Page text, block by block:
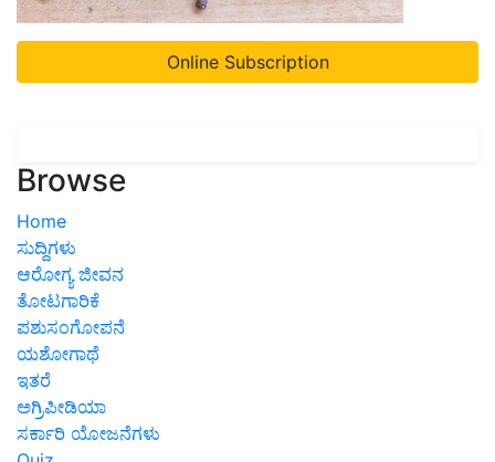
Online Subscription
Browse
Home
ಸುದ್ದಿಗಳು
ಆರೋಗ್ಯ ಜೀವನ
ತೋಟಗಾರಿಕೆ
ಪಶುಸಂಗೋಪನೆ
ಯಶೋಗಾಥೆ
ಇತರೆ
ಅಗ್ರಿಪೀಡಿಯಾ
ಸರ್ಕಾರಿ ಯೋಜನೆಗಳು